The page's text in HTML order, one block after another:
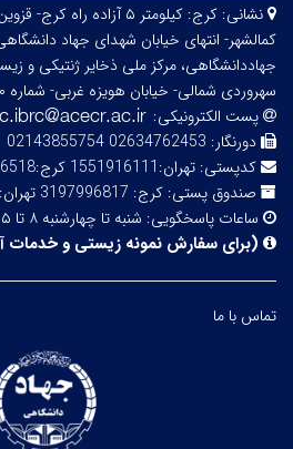
نشانی:
کرج: کیلومتر ۵ آزاده
کمالشهر- انتهای خیابان شهدای جهاد
جهاددانشگاهی، مرکز ملی ذخایر ژنتیکی و
سهروردی شمالی- خیابان هویزه غربی- شماره ۸۰
پست الکترونیکی:
دورنگار: 02634762453 02143855754
کدپستی: تهران:1551916111 کرج:3365166518
صندوق پستی: کرج: 3197996817 تهران:15855-161
ساعات پاسخگویی: شنبه تا چهارشنبه ۸ تا ۱۵
(برای سفارش نمونه زیستی و خدمات
تماس با ما